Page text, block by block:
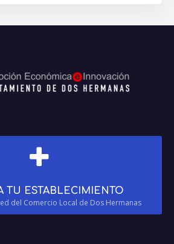
TU ESTABLECIMIENTO
del Comercio Local de Dos Hermanas